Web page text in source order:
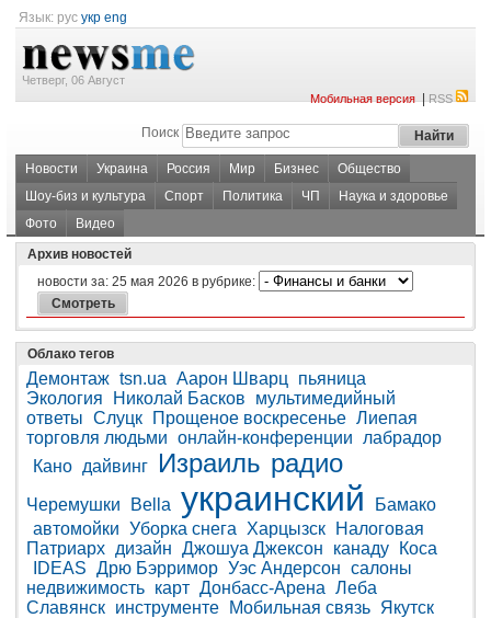
Язык: рус укр eng
Четверг, 06 Август
Мобильная версия|RSS
Поиск
Новости Украина Россия Мир Бизнес
Общество
Шоу-биз и культура
Спорт Политика ЧП
Наука и здоровье
Фото
Видео
Архив новостей
новости за: 25 мая 2026 в рубрике:
Облако тегов
Демонтаж tsn.ua Аарон Шварц
пьяница
Экология
Николай Басков
мультимедийный
ответы Слуцк Прощеное воскресенье Лиепая
торговля людьми онлайн-конференции
лабрадор
Кано дайвинг Израиль радио
Черемушки Bella украинский
Бамако
автомойки Уборка снега Харцызск
Налоговая
Патриарх дизайн Джошуа Джексон канаду
Коса
IDEAS Дрю Бэрримор Уэс Андерсон салоны
недвижимость карт Донбасс-Арена Леба
Славянск инструменте Мобильная связь Якутск